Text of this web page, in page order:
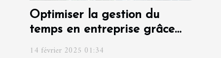
Optimiser la gestion du
temps en entreprise grâce
14 février 2025 01:34